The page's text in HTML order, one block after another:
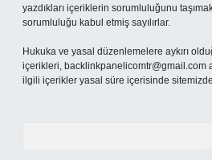
yazdıkları içeriklerin sorumluluğunu
sorumluluğu kabul etmiş sayılırlar.
Hukuka ve yasal düzenlemelere aykırı
içerikleri, backlinkpanelicomtr@gmail.com
ilgili içerikler yasal süre içerisinde